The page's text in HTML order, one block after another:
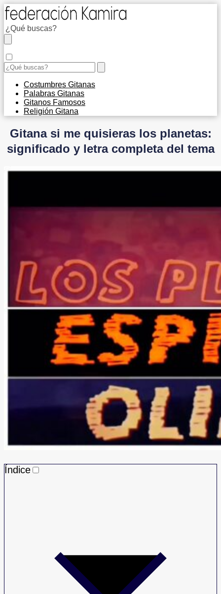
Costumbres Gitanas
Palabras Gitanas
Gitanos Famosos
Religión Gitana
Gitana si me quisieras los planetas:
significado y letra completa del tema
Índice